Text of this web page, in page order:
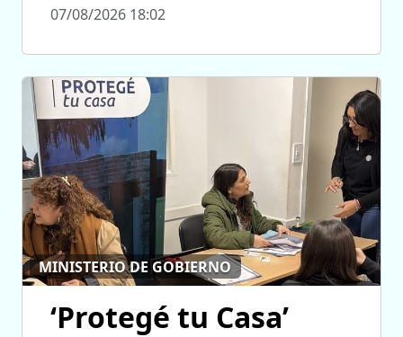
07/08/2026 18:02
MINISTERIO DE GOBIERNO
‘Protegé tu Casa’